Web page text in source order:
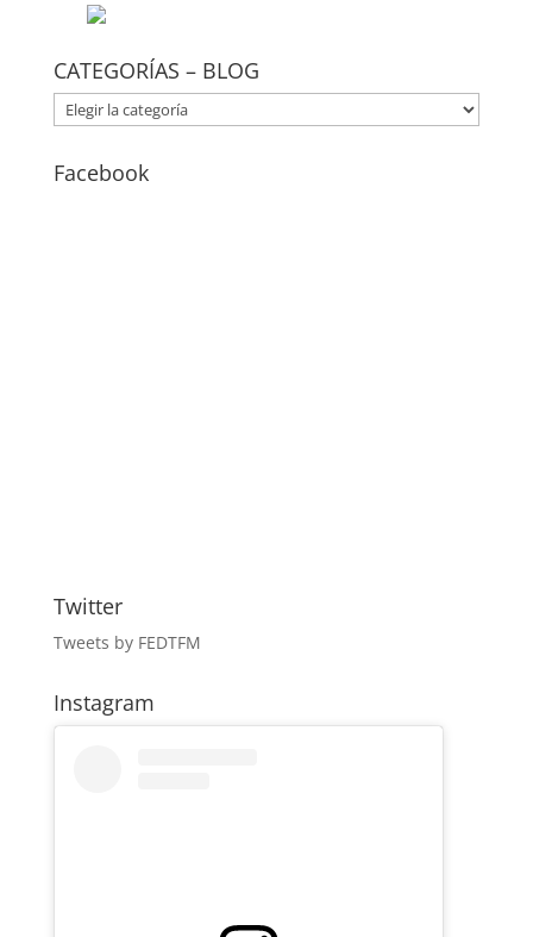
CATEGORÍAS – BLOG
CATEGORÍAS
–
Facebook
Twitter
Tweets by FEDTFM
Instagram